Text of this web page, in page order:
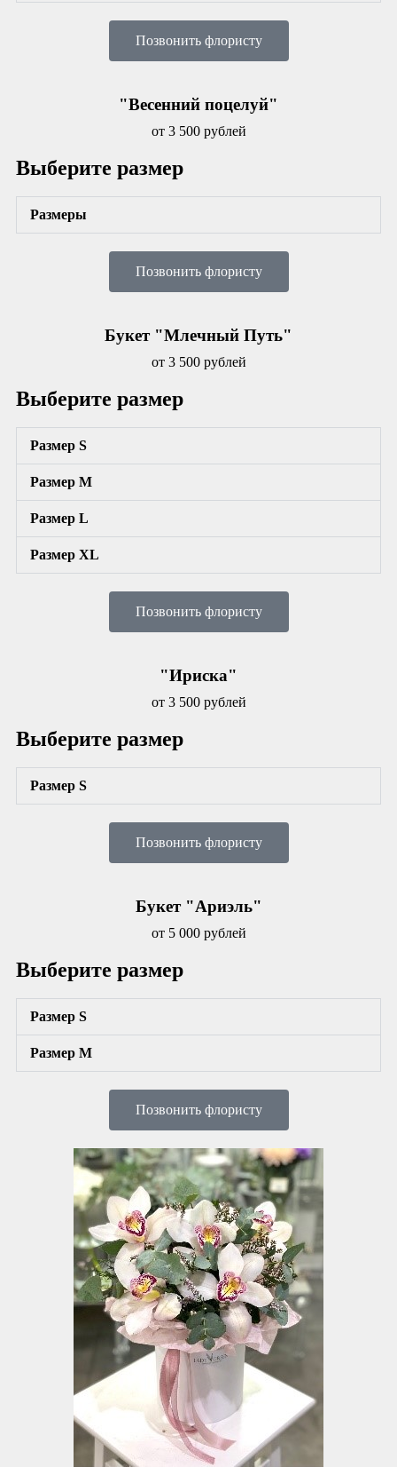
Позвонить флористу
"Весенний поцелуй"
от 3 500 рублей
Выберите размер
Размеры
Позвонить флористу
Букет "Млечный Путь"
от 3 500 рублей
Выберите размер
Размер S
Размер М
Размер L
Размер XL
Позвонить флористу
"Ириска"
от 3 500 рублей
Выберите размер
Размер S
Позвонить флористу
Букет "Ариэль"
от 5 000 рублей
Выберите размер
Размер S
Размер М
Позвонить флористу